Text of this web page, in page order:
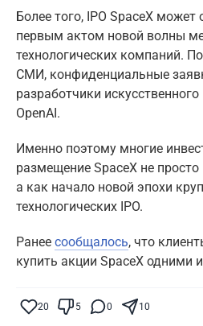
Более того, IPO SpaceX может
первым актом новой волны
технологических компаний.
СМИ, конфиденциальные
разработчики
OpenAI.
Именно поэтому многие
размещение SpaceX не
а как начало новой эпохи
технологических IPO.
Ранее сообщалось, что
купить акции SpaceX одними
20 5 0 10
показываться